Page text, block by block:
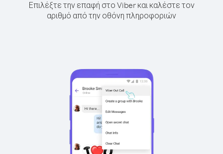
Επιλέξτε την επαφή στο Viber και καλέστε τον
αριθμό από την οθόνη πληροφοριών